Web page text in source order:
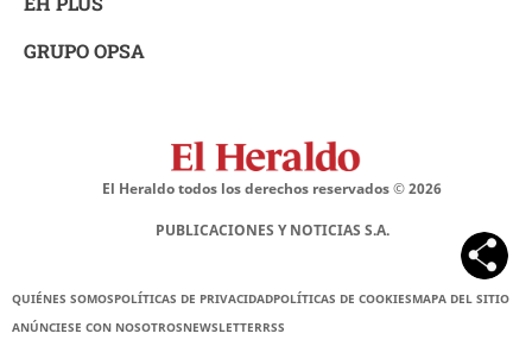
GRUPO OPSA
El Heraldo todos los derechos reservados ©2026
PUBLICACIONES Y NOTICIAS S.A.
QUIÉNES SOMOSPOLÍTICAS DE PRIVACIDADPOLÍTICAS DE COOKIESMAPA DEL SITIO
ANÚNCIESE CON NOSOTROSNEWSLETTERRSS